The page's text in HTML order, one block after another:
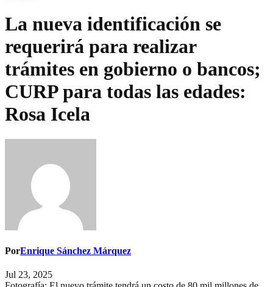
La nueva identificación se
requerirá para realizar
trámites en gobierno o bancos;
CURP para todas las edades:
Rosa Icela
PorEnrique Sánchez Márquez
Jul 23, 2025